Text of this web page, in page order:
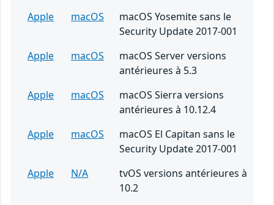
Apple
macOS
macOS Yosemite sans le
Security Update 2017-001
Apple
macOS
macOS Server versions
antérieures à 5.3
Apple
macOS
macOS Sierra versions
antérieures à 10.12.4
Apple
macOS
macOS El Capitan sans le
Security Update 2017-001
Apple
N/A
tvOS versions antérieures à
10.2